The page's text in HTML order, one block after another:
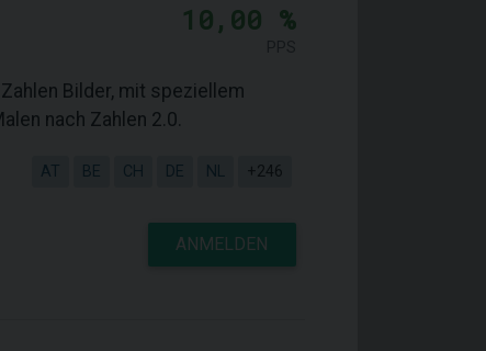
10,00 %
Bilder, mit speziellem
nach Zahlen 2.0.
AT BE CH DE NL +246
ANMELDEN